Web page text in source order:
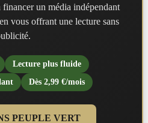
un média indépendant
vous offrant une lecture sans
Lecture plus fluide
Dès 2,99 €/mois
PEUPLE VERT